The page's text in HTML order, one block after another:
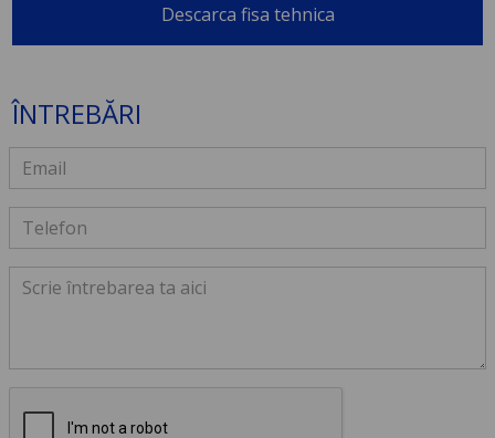
Descarca fisa tehnica
ÎNTREBĂRI